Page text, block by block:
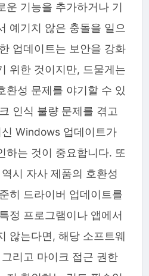
운 기능을 추가하거나 기
예기치 않은 충돌을 일으
업데이트는 보안을 강화
위한 것이지만, 드물게는
환성 문제를 야기할 수 있
인식 불량 문제를 겪고
Windows 업데이트가
하는 것이 중요합니다. 또
시 자사 제품의 호환성
히 드라이버 업데이트를
정 프로그램이나 앱에서
않는다면, 해당 소프트웨
리고 마이크 접근 권한